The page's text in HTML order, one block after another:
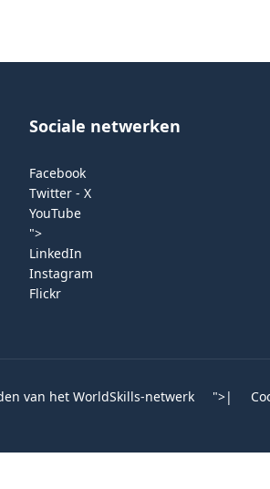
Sociale netwerken
Facebook
Twitter - X
YouTube
">
LinkedIn
Instagram
Flickr
van het WorldSkills-netwerk ">|